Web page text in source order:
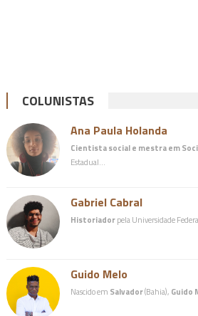
COLUNISTAS
Ana Paula Holanda
Cientista social e mestra em
Estadual…
Gabriel Cabral
Historiadorpela Universidade
Guido Melo
Nascido em Salvador(Bahia), Guido